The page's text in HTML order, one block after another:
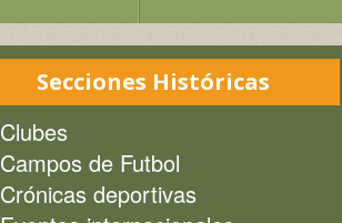
Secciones Históricas
Clubes
Campos de Futbol
Crónicas deportivas